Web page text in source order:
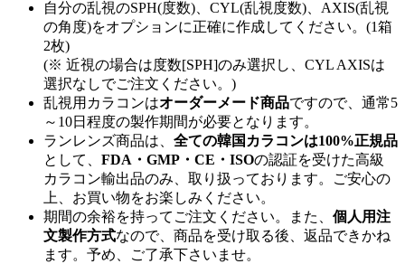
自分の乱視のSPH(度数)、CYL(乱視度数)、AXIS(乱視
の角度)をオプションに正確に作成してください。(1箱
2枚)
(※ 近視の場合は度数[SPH]のみ選択し、CYL AXISは
選択なしでご注文ください。)
乱視用カラコンはオーダーメード商品ですので、 通常5
～10日程度の製作期間が必要となります。
ランレンズ商品は、 全ての韓国カラコンは100%正規品
として、 FDA・GMP・CE・ISOの認証を受けた高級
カラコン輸出品のみ、取り扱っております。ご安心の
上、お買い物をお楽しみください。
期間の余裕を持ってご注文ください。また、 個人用注
文製作方式なので、商品を受け取る後、返品できかね
ます。予め、ご了承下さいませ。